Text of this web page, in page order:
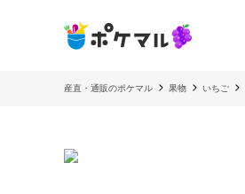
産直・通販のポケマル 果物 いちご